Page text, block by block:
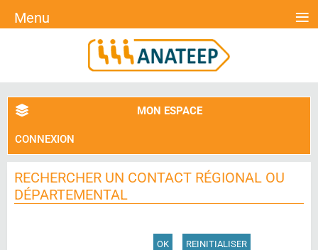
MON ESPACE
CONNEXION
RECHERCHER UN CONTACT RÉGIONAL OU
DÉPARTEMENTAL
OK REINITIALISER
Menu ≡